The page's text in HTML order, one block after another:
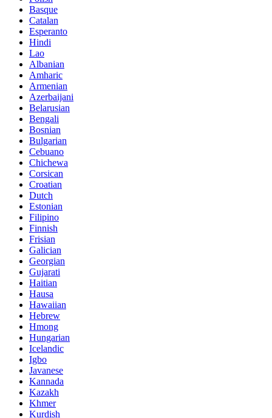
Basque
Catalan
Esperanto
Hindi
Lao
Albanian
Amharic
Armenian
Azerbaijani
Belarusian
Bengali
Bosnian
Bulgarian
Cebuano
Chichewa
Corsican
Croatian
Dutch
Estonian
Filipino
Finnish
Frisian
Galician
Georgian
Gujarati
Haitian
Hausa
Hawaiian
Hebrew
Hmong
Hungarian
Icelandic
Igbo
Javanese
Kannada
Kazakh
Khmer
Kurdish